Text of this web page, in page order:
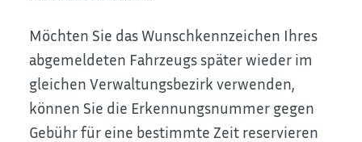
Möchten Sie das Wunschkennzeichen Ihres
abgemeldeten Fahrzeugs später wieder im
gleichen Verwaltungsbezirk verwenden,
können Sie die Erkennungsnummer gegen
Gebühr für eine bestimmte Zeit reservieren